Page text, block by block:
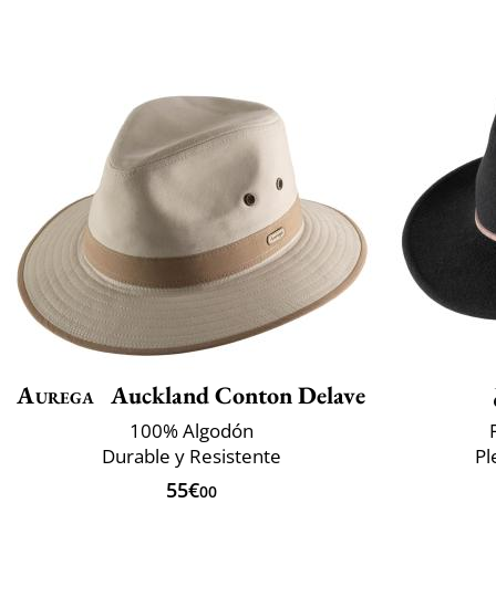
Aurega Auckland Conton Delave
100% Algodón
Durable y Resistente
55€00